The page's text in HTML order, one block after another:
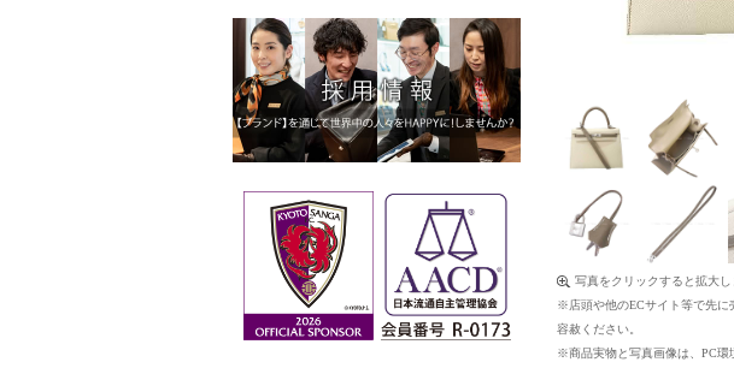
写真をクリックすると拡大し
※店頭や他のECサイト等で先に
容赦ください。
※商品実物と写真画像は、PC環